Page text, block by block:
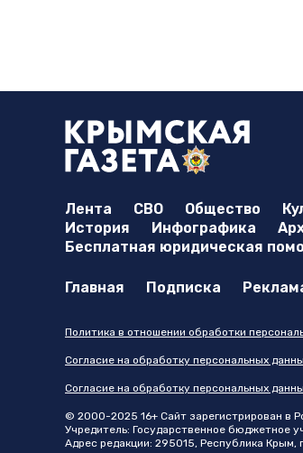
Лента СВО Общество
История
Инфографика
Бесплатная юридическая
Главная Подписка
Политика в отношении обработки
Согласие на обработку персональных
Согласие на обработку персональных
© 2000-2025 16+ Сайт зарегистрирован в
Учредитель: Государственное бюджетное
Адрес редакции: 295015, Республика Крым,